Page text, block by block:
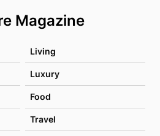
Magazine
Living
Luxury
Food
Travel